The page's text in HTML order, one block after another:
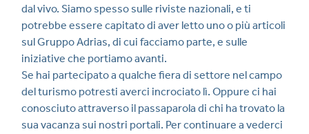
dal vivo. Siamo spesso sulle riviste nazionali, e ti
potrebbe essere capitato di aver letto uno o più articoli
sul Gruppo Adrias, di cui facciamo parte, e sulle
iniziative che portiamo avanti.
Se hai partecipato a qualche fiera di settore nel campo
del turismo potresti averci incrociato lì. Oppure ci hai
conosciuto attraverso il passaparola di chi ha trovato la
sua vacanza sui nostri portali. Per continuare a vederci